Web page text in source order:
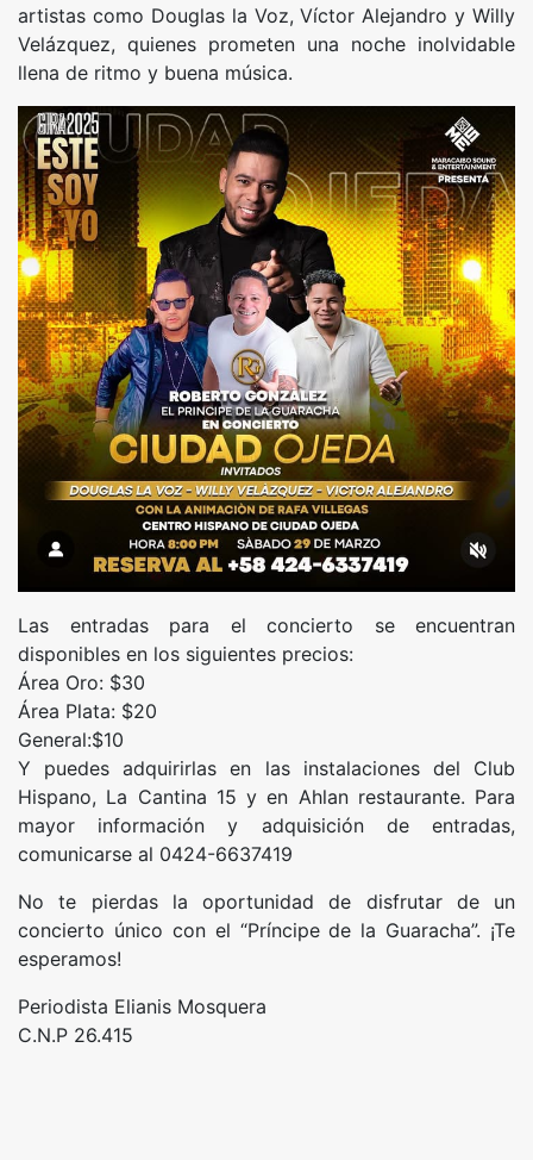
artistas como Douglas la Voz, Víctor Alejandro y Willy
Velázquez, quienes prometen una noche inolvidable
llena de ritmo y buena música.
Las entradas para el concierto se encuentran
disponibles en los siguientes precios:
Área Oro: $30
Área Plata: $20
General:$10
Y puedes adquirirlas en las instalaciones del Club
Hispano, La Cantina 15 y en Ahlan restaurante. Para
mayor información y adquisición de entradas,
comunicarse al 0424-6637419
No te pierdas la oportunidad de disfrutar de un
concierto único con el “Príncipe de la Guaracha”. ¡Te
esperamos!
Periodista Elianis Mosquera
C.N.P 26.415